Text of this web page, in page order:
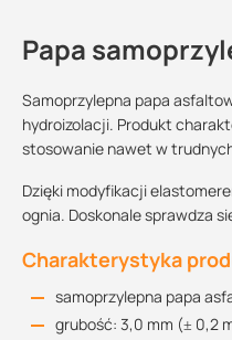
Papa
Samoprzylepna papa
hydroizolacji. Produkt
stosowanie nawet w
Dzięki modyfikacji
ognia. Doskonale sprawdza
Charakterystyka
samoprzylepna papa
grubość: 3,0 mm (± 0,2
Grubość:
3 mm 1 x 10 m
Deklaracja
Karta
Kontakt